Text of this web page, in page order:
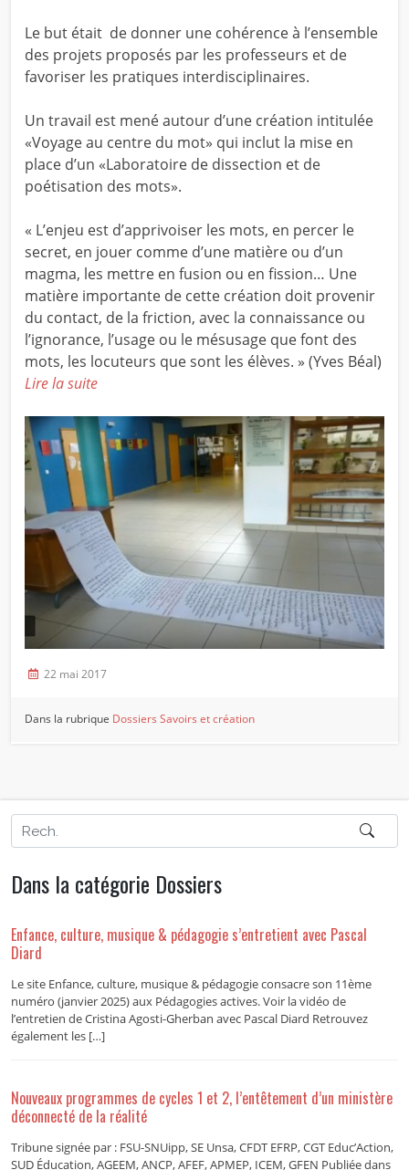
Le but était de donner une cohérence à l’ensemble
des projets proposés par les professeurs et de
favoriser les pratiques interdisciplinaires.
Un travail est mené autour d’une création intitulée
«Voyage au centre du mot» qui inclut la mise en
place d’un «Laboratoire de dissection et de
poétisation des mots».
« L’enjeu est d’apprivoiser les mots, en percer le
secret, en jouer comme d’une matière ou d’un
magma, les mettre en fusion ou en fission… Une
matière importante de cette création doit provenir
du contact, de la friction, avec la connaissance ou
l’ignorance, l’usage ou le mésusage que font des
mots, les locuteurs que sont les élèves. » (Yves Béal)
Lire la suite
22 mai 2017
Dans la rubrique Dossiers Savoirs et création
Dans la catégorie Dossiers
Enfance, culture, musique & pédagogie s’entretient avec Pascal
Diard
Le site Enfance, culture, musique & pédagogie consacre son 11ème
numéro (janvier 2025) aux Pédagogies actives. Voir la vidéo de
l’entretien de Cristina Agosti-Gherban avec Pascal Diard Retrouvez
également les […]
Nouveaux programmes de cycles 1 et 2, l’entêtement d’un ministère
déconnecté de la réalité
Tribune signée par : FSU-SNUipp, SE Unsa, CFDT EFRP, CGT Educ’Action,
SUD Éducation, AGEEM, ANCP, AFEF, APMEP, ICEM, GFEN Publiée dans